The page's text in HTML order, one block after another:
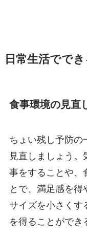
日常生活でで
食事環境の見直
ちょい残し予防の
見直しましょう
事をすることや、
とで、満足感を
サイズを小さくす
を得ることができ